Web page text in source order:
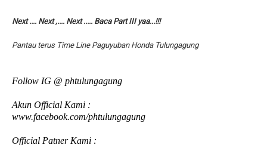
Next .... Next ,.... Next ..... Baca Part III yaa...!!!
Pantau terus Time Line Paguyuban Honda Tulungagung
Follow IG @ phtulungagung
Akun Official Kami :
www.facebook.com/phtulungagung
Official Patner Kami :